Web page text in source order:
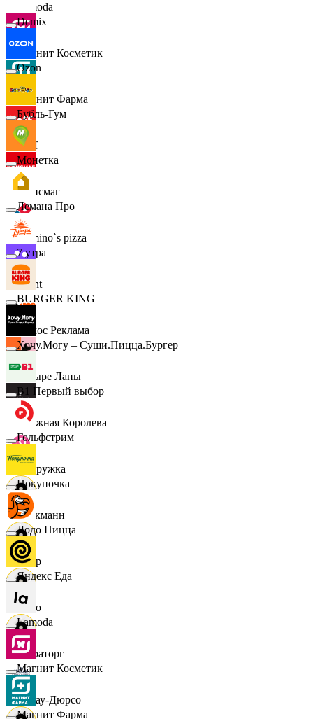
Lamoda
Магнит Косметик
Магнит Фарма
Hoff
Офисмаг
Domino`s pizza
Urent
Эдмос Реклама
Четыре Лапы
Снежная Королева
Подружка
Стокманн
Cпар
demo
Мираторг
Абрау-Дюрсо
Demix
Ozon
Бубль-Гум
Монетка
Лемана Про
7 утра
BURGER KING
Хочу.Могу – Суши.Пицца.Бургер
B1 Первый выбор
Гольфстрим
Покупочка
Додо Пицца
Яндекс Еда
Lamoda
Магнит Косметик
Магнит Фарма